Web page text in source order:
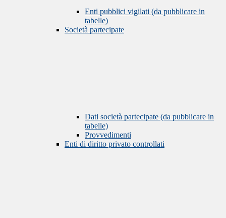
Enti pubblici vigilati (da pubblicare in
tabelle)
Società partecipate
Dati società partecipate (da pubblicare in
tabelle)
Provvedimenti
Enti di diritto privato controllati